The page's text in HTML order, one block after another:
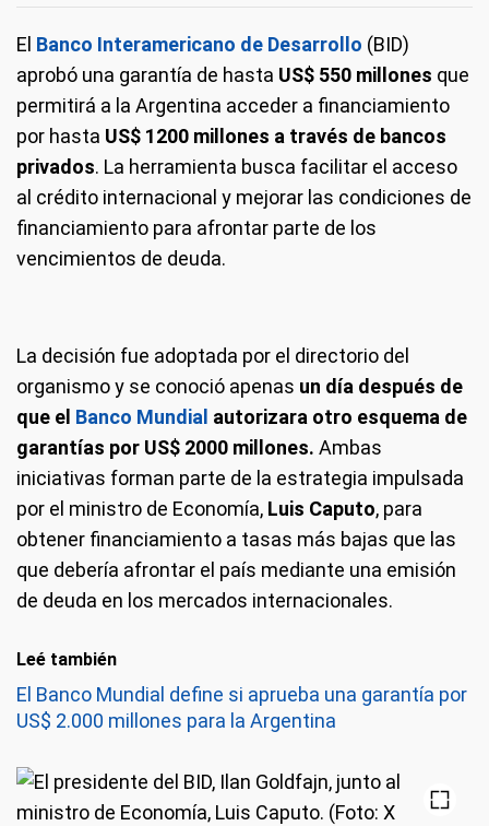
El Banco Interamericano de Desarrollo (BID)
aprobó una garantía de hasta US$ 550 millones que
permitirá a la Argentina acceder a financiamiento
por hasta US$ 1200 millones a través de bancos
privados. La herramienta busca facilitar el acceso
al crédito internacional y mejorar las condiciones de
financiamiento para afrontar parte de los
vencimientos de deuda.
La decisión fue adoptada por el directorio del
organismo y se conoció apenas un día después de
que el Banco Mundial autorizara otro esquema de
garantías por US$ 2000 millones. Ambas
iniciativas forman parte de la estrategia impulsada
por el ministro de Economía, Luis Caputo, para
obtener financiamiento a tasas más bajas que las
que debería afrontar el país mediante una emisión
de deuda en los mercados internacionales.
Leé también
El Banco Mundial define si aprueba una garantía por
US$ 2.000 millones para la Argentina